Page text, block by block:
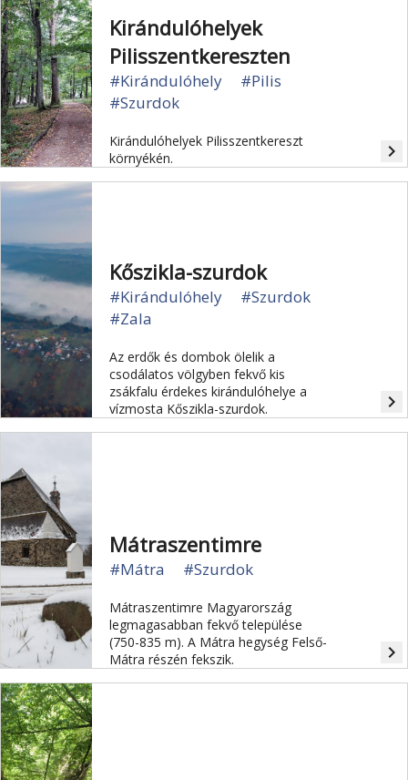
Kirándulóhelyek
Pilisszentkereszten
#Kirándulóhely
#Pilis
#Szurdok
Kirándulóhelyek Pilisszentkereszt
környékén.
navigate_next
Kőszikla-szurdok
#Kirándulóhely
#Szurdok
#Zala
Az erdők és dombok ölelik a
csodálatos völgyben fekvő kis
zsákfalu érdekes kirándulóhelye a
vízmosta Kőszikla-szurdok.
navigate_next
Mátraszentimre
#Mátra #Szurdok
Mátraszentimre Magyarország
legmagasabban fekvő települése
(750-835 m). A Mátra hegység Felső-
Mátra részén fekszik.
navigate_next